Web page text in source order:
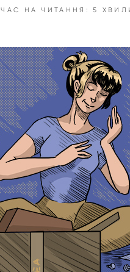
ЧАС НА ЧИТАННЯ: 5